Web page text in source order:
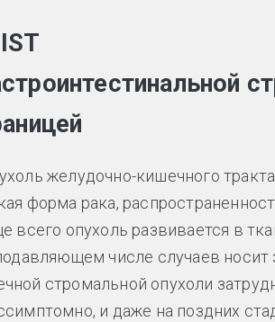
желудочно-кишечного
форма рака,
всего опухоль развивается в
числе случаев носит
стромальной опухоли
и даже на поздних